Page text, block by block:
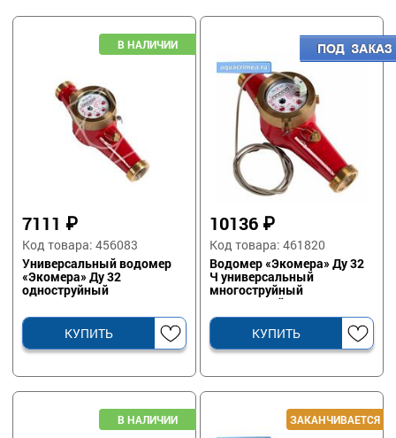
7111 ₽
Код товара: 456083
Универсальный водомер
«Экомера» Ду 32
одноструйный
КУПИТЬ
10136 ₽
Код товара: 461820
Водомер «Экомера» Ду 32
Ч универсальный
многоструйный
импульсный
КУПИТЬ